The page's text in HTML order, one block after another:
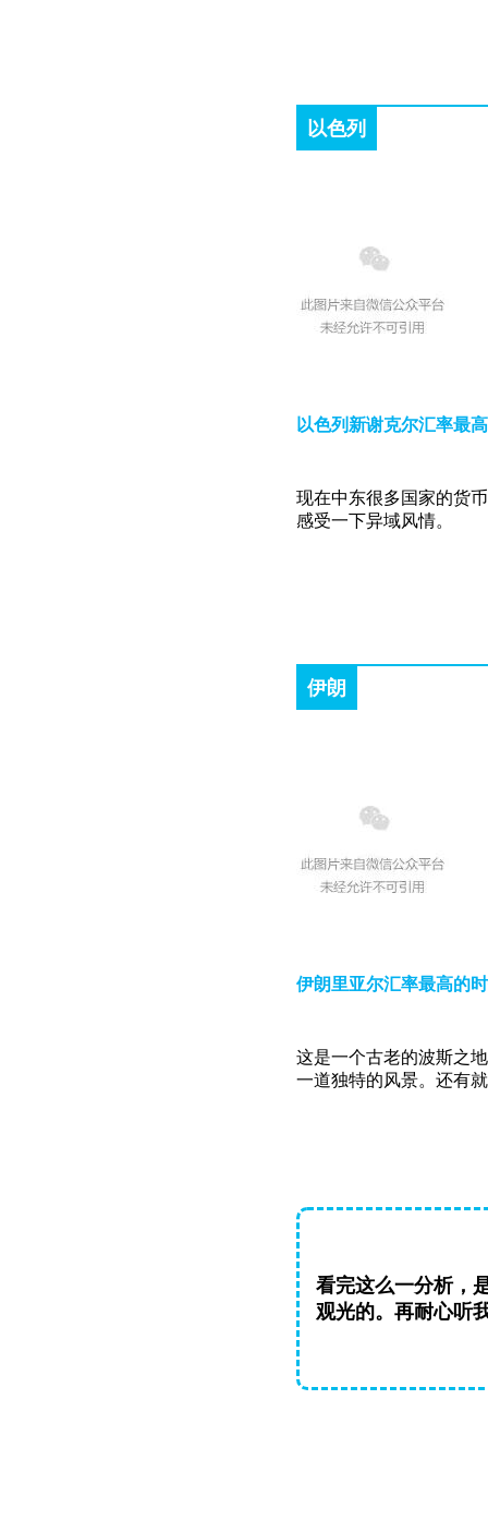
以色列
以色列新谢克尔汇率最
现在中东很多国家的货
感受一下异域风情。
伊朗
伊朗里亚尔汇率最高的
这是一个古老的波斯之
一道独特的风景。还有
看完这么一分析，
观光的。再耐心听